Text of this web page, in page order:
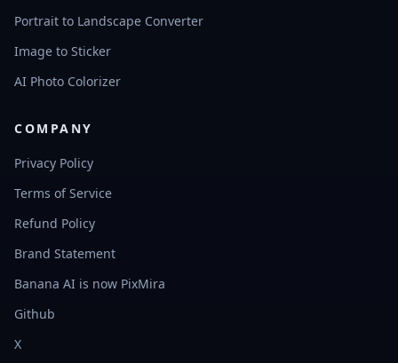
Portrait to Landscape Converter
Image to Sticker
AI Photo Colorizer
COMPANY
Privacy Policy
Terms of Service
Refund Policy
Brand Statement
Banana AI is now PixMira
Github
X